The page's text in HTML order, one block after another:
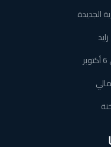
سنترال القاهرة
الجديدة